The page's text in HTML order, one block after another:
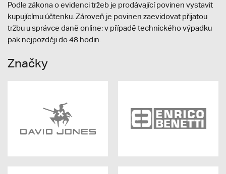
Podle zákona o evidenci tržeb je prodávající povinen vystavit
kupujícímu účtenku. Zároveň je povinen zaevidovat přijatou
tržbu u správce daně online; v případě technického výpadku
pak nejpozději do 48 hodin.
Značky